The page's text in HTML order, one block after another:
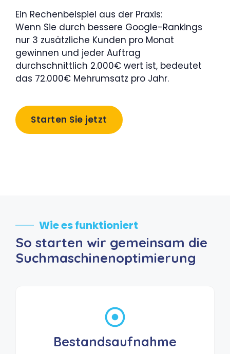
Ein Rechenbeispiel aus der Praxis:
Wenn Sie durch bessere Google-Rankings
nur 3 zusätzliche Kunden pro Monat
gewinnen und jeder Auftrag
durchschnittlich 2.000€ wert ist, bedeutet
das 72.000€ Mehrumsatz pro Jahr.
Starten Sie jetzt
Wie es funktioniert
So starten wir gemeinsam die
Suchmaschinenoptimierung
Bestands­aufnahme